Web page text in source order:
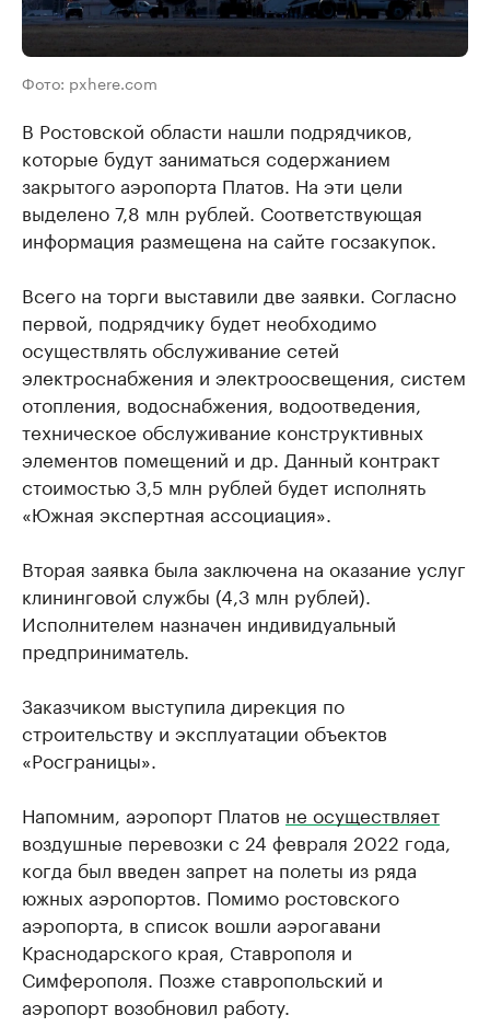
Фото: pxhere.com
В Ростовской области нашли подрядчиков,
которые будут заниматься содержанием
закрытого аэропорта Платов. На эти цели
выделено 7,8 млн рублей. Соответствующая
информация размещена на сайте госзакупок.
Всего на торги выставили две заявки. Согласно
первой, подрядчику будет необходимо
осуществлять обслуживание сетей
электроснабжения и электроосвещения, систем
отопления, водоснабжения, водоотведения,
техническое обслуживание конструктивных
элементов помещений и др. Данный контракт
стоимостью 3,5 млн рублей будет исполнять
«Южная экспертная ассоциация».
Вторая заявка была заключена на оказание услуг
клининговой службы (4,3 млн рублей).
Исполнителем назначен индивидуальный
предприниматель.
Заказчиком выступила дирекция по
строительству и эксплуатации объектов
«Росграницы».
Напомним, аэропорт Платов не осуществляет
воздушные перевозки с 24 февраля 2022 года,
когда был введен запрет на полеты из ряда
южных аэропортов. Помимо ростовского
аэропорта, в список вошли аэрогавани
Краснодарского края, Ставрополя и
Симферополя. Позже ставропольский и
аэропорт возобновил работу.